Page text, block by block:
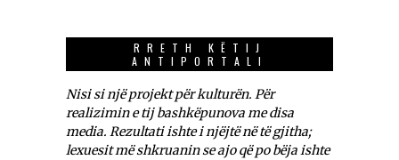
RRETH KËTIJ
ANTIPORTALI
Nisi si një projekt për kulturën. Për
realizimin e tij bashkëpunova me disa
media. Rezultati ishte i njëjtë në të gjitha;
lexuesit më shkruanin se ajo që po bëja ishte